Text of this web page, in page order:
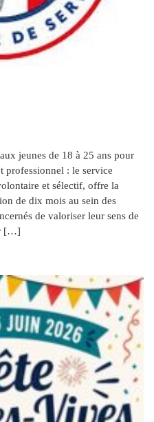
jeunes de 18 à 25 ans pour
professionnel : le service
et sélectif, offre la
de dix mois au sein des
de valoriser leur sens de
[…]